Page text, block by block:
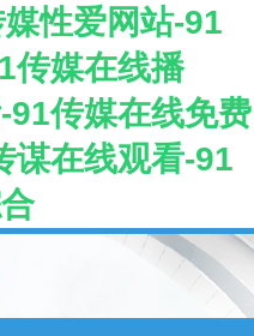
性爱网站-91
传媒在线播
91传媒在线免费
谋在线观看-91